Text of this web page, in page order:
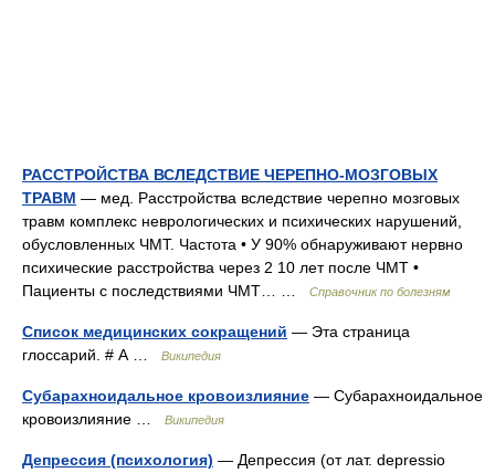
РАССТРОЙСТВА ВСЛЕДСТВИЕ ЧЕРЕПНО-МОЗГОВЫХ
ТРАВМ — мед. Расстройства вследствие черепно мозговых
травм комплекс неврологических и психических нарушений,
обусловленных ЧМТ. Частота • У 90% обнаруживают нервно
психические расстройства через 2 10 лет после ЧМТ •
Пациенты с последствиями ЧМТ… …
Справочник по болезням
Список медицинских сокращений — Эта страница
глоссарий. # А …
Википедия
Субарахноидальное кровоизлияние — Субарахноидальное
кровоизлияние …
Википедия
Депрессия (психология) — Депрессия (от лат. depressio